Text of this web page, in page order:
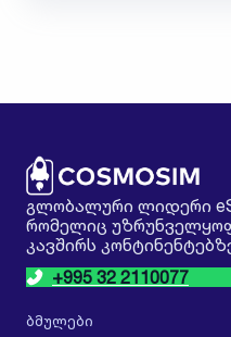
გლობალური ლიდერი
რომელიც
კავშირს
+995 32 2110077
ბმულები